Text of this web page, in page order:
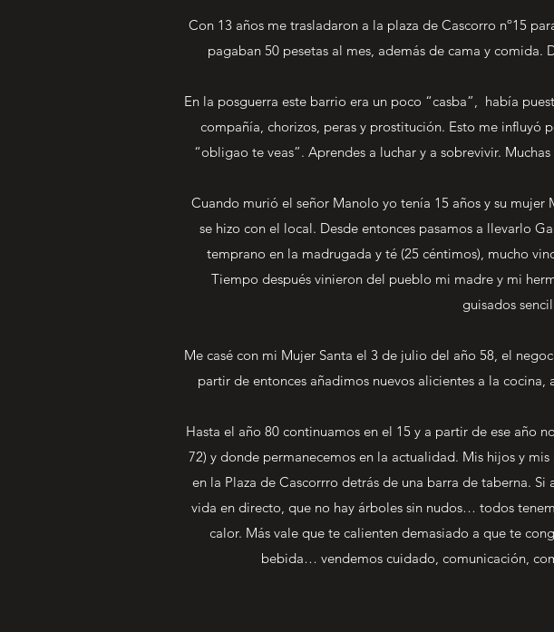
Con 13 años me trasladaron a la plaza de Cascorro nº15
pagaban 50 pesetas al mes, además de cama y comida.
En la posguerra este barrio era un poco “casba”, había
compañía, chorizos, peras y prostitución. Esto me influyó
“obligao te veas”. Aprendes a luchar y a sobrevivir.
Cuando murió el señor Manolo yo tenía 15 años y su
se hizo con el local. Desde entonces pasamos a llevarlo
temprano en la madrugada y té (25 céntimos), mucho
Tiempo después vinieron del pueblo mi madre y mi
guisados
Me casé con mi Mujer Santa el 3 de julio del año 58, el
partir de entonces añadimos nuevos alicientes a la
Hasta el año 80 continuamos en el 15 y a partir de ese año
72) y donde permanecemos en la actualidad. Mis hijos y
en la Plaza de Cascorrro detrás de una barra de taberna.
vida en directo, que no hay árboles sin nudos… todos
calor. Más vale que te calienten demasiado a que te
bebida… vendemos cuidado, comunicación,